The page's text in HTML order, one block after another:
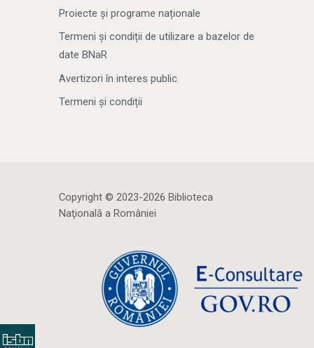
Proiecte și programe naționale
Termeni și condiții de utilizare a bazelor de
date BNaR
Avertizori în interes public
Termeni și condiții
Copyright © 2023-2026 Biblioteca
Naţională a României